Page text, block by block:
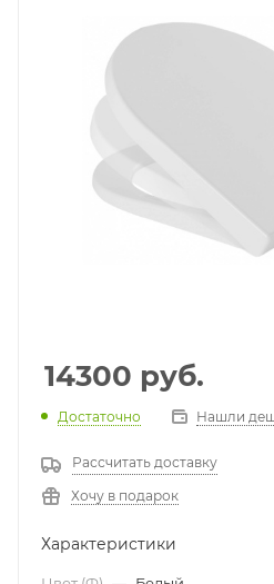
14300 руб.
Достаточно Нашли
Рассчитать доставку
Хочу в подарок
Характеристики